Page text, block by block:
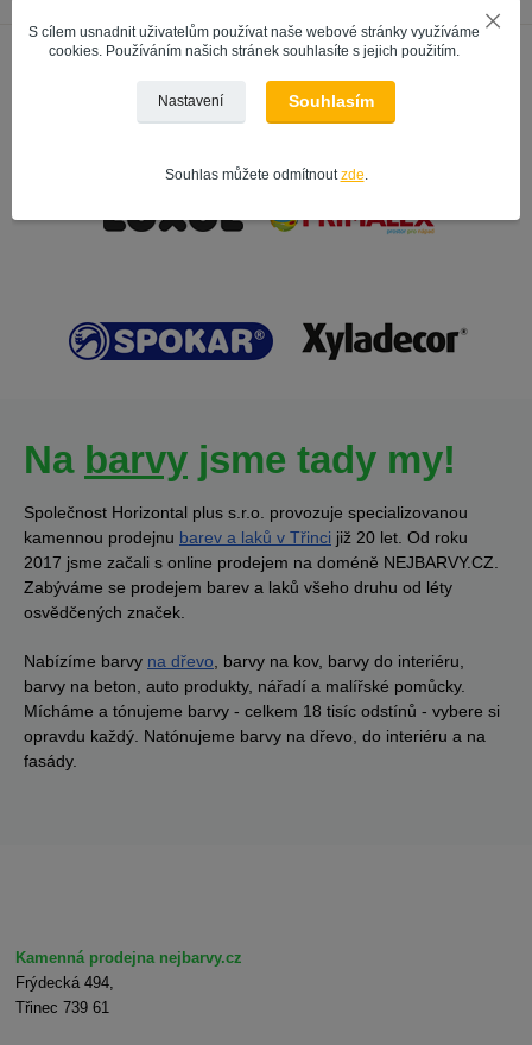
Na barvy jsme tady my!
Společnost Horizontal plus s.r.o. provozuje specializovanou
kamennou prodejnu barev a laků v Třinci již 20 let. Od roku
2017 jsme začali s online prodejem na doméně NEJBARVY.CZ.
Zabýváme se prodejem barev a laků všeho druhu od léty
osvědčených značek.
Nabízíme barvy na dřevo, barvy na kov, barvy do interiéru,
barvy na beton, auto produkty, nářadí a malířské pomůcky.
Mícháme a tónujeme barvy - celkem 18 tisíc odstínů - vybere si
opravdu každý. Natónujeme barvy na dřevo, do interiéru a na
fasády.
Kamenná prodejna nejbarvy.cz
Frýdecká 494,
Třinec 739 61
S cílem usnadnit uživatelům používat naše webové stránky využíváme
cookies. Používáním našich stránek souhlasíte s jejich použitím.
Nastavení Souhlasím
Souhlas můžete odmítnout zde